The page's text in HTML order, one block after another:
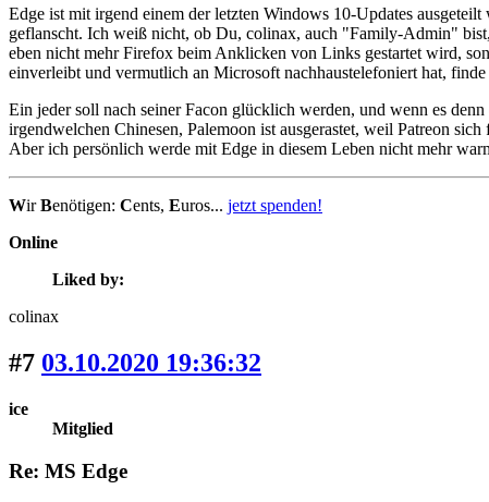
Edge ist mit irgend einem der letzten Windows 10-Updates
geflanscht. Ich weiß nicht, ob Du, colinax, auch "Family-Admin"
eben nicht mehr Firefox beim Anklicken von Links gestartet wird,
einverleibt und vermutlich an Microsoft nachhaustelefoniert hat,
Ein jeder soll nach seiner Facon glücklich werden, und wenn es
irgendwelchen Chinesen, Palemoon ist ausgerastet, weil Patreon
Aber ich persönlich werde mit Edge in diesem Leben nicht mehr
WirBenötigen: Cents, Euros... jetzt spenden!
Online
Liked by:
colinax
#7 03.10.2020 19:36:32
ice
Mitglied
Re: MS Edge